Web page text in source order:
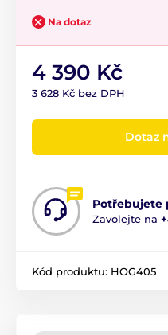
Na dotaz
4 390 Kč
3 628 Kč bez DPH
Dotaz
Potřebujete
Zavolejte na
Kód produktu: HOG405